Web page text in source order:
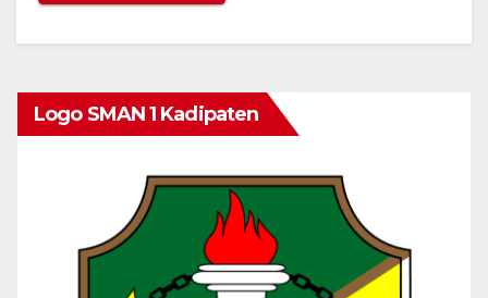
Logo SMAN 1 Kadipaten